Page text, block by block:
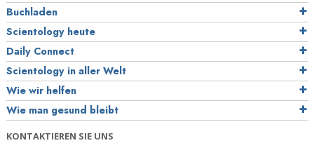
Buchladen
Scientology heute
Daily Connect
Scientology in aller Welt
Wie wir helfen
Wie man gesund bleibt
KONTAKTIEREN SIE UNS